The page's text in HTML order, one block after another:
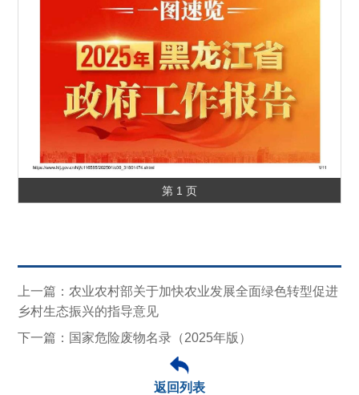
第 1 页
上一篇：农业农村部关于加快农业发展全面绿色转型促进
乡村生态振兴的指导意见
下一篇：国家危险废物名录（2025年版）
返回列表